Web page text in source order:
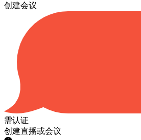
创建会议
需认证
创建直播或会议